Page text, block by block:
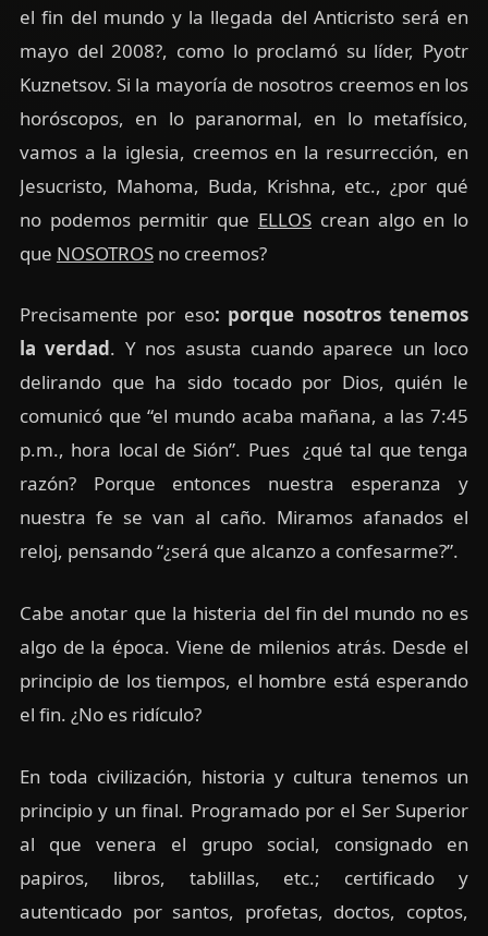
el fin del mundo y la llegada del Anticristo será en
mayo del 2008?, como lo proclamó su líder, Pyotr
Kuznetsov. Si la mayoría de nosotros creemos en los
horóscopos, en lo paranormal, en lo metafísico,
vamos a la iglesia, creemos en la resurrección, en
Jesucristo, Mahoma, Buda, Krishna, etc., ¿por qué
no podemos permitir que ELLOS crean algo en lo
que NOSOTROSno creemos?
Precisamente por eso: porque nosotros tenemos
la verdad. Y nos asusta cuando aparece un loco
delirando que ha sido tocado por Dios, quién le
comunicó que “el mundo acaba mañana, a las 7:45
p.m., hora local de Sión”. Pues ¿qué tal que tenga
razón? Porque entonces nuestra esperanza y
nuestra fe se van al caño. Miramos afanados el
reloj, pensando “¿será que alcanzo a confesarme?”.
Cabe anotar que la histeria del fin del mundo no es
algo de la época. Viene de milenios atrás. Desde el
principio de los tiempos, el hombre está esperando
el fin. ¿No es ridículo?
En toda civilización, historia y cultura tenemos un
principio y un final. Programado por el Ser Superior
al que venera el grupo social, consignado en
papiros, libros, tablillas, etc.; certificado y
autenticado por santos, profetas, doctos, coptos,